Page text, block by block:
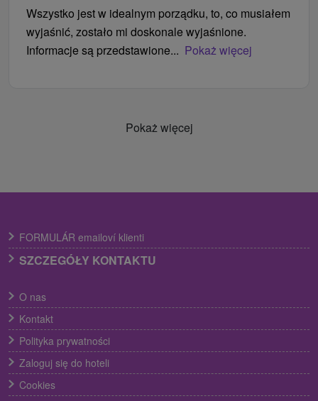
Wszystko jest w idealnym porządku, to, co musiałem
wyjaśnić, zostało mi doskonale wyjaśnione.
Informacje są przedstawione... Pokaż więcej
Pokaż więcej
FORMULÁR emailoví klienti
SZCZEGÓŁY KONTAKTU
O nas
Kontakt
Polityka prywatności
Zaloguj się do hoteli
Cookies